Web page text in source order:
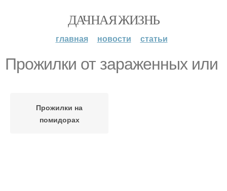
ДАЧНАЯ ЖИЗНЬ
главная новости статьи
Прожилки от зараженных или
Прожилки на
помидорах